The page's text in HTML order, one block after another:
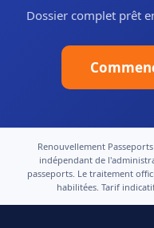
Dossier complet prêt
Renouvellement
indépendant de
passeports. Le traitement
habilitées. Tarif